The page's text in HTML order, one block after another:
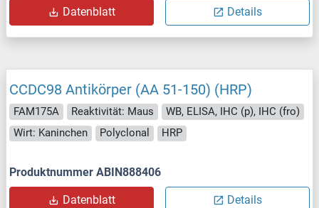
Datenblatt Details
CCDC98 Antikörper (AA 51-150) (HRP)
FAM175A Reaktivität: Maus
WB, ELISA, IHC (p), IHC (fro)
Wirt: Kaninchen
Polyclonal HRP
Produktnummer ABIN888406
Datenblatt Details